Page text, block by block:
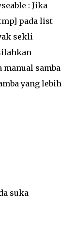
: Jika
pada list
sekli
manual samba
yang lebih
suka